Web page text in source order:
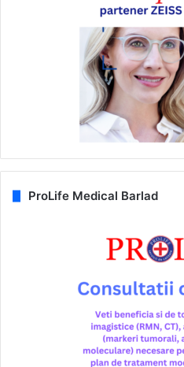
ProLife Medical Barlad